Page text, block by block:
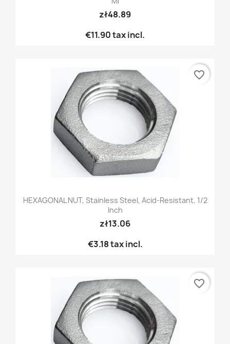
zł48.89
€11.90tax incl.
HEXAGONAL NUT, Stainless Steel, Acid-Resistant, 1/2
Inch
zł13.06
€3.18tax incl.
favorite_border
favorite_border